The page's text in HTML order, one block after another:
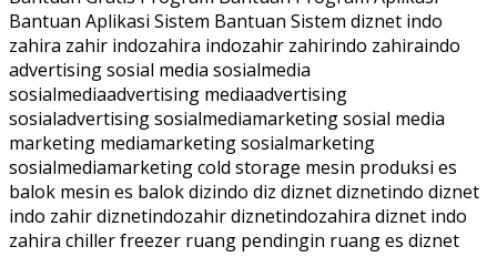
Bantuan Aplikasi Sistem Bantuan Sistem diznet indo
zahira zahir indozahira indozahir zahirindo zahiraindo
advertising sosial media sosialmedia
sosialmediaadvertising mediaadvertising
sosialadvertising sosialmediamarketing sosial media
marketing mediamarketing sosialmarketing
sosialmediamarketing cold storage mesin produksi es
balok mesin es balok dizindo diz diznet diznetindo diznet
indo zahir diznetindozahir diznetindozahira diznet indo
zahira chiller freezer ruang pendingin ruang es diznet